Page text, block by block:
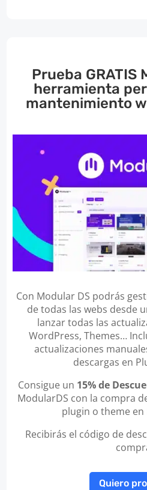
Prueba GRATIS
herramienta
mantenimiento
Con Modular DS podrás
de todas las webs desde
lanzar todas las
WordPress, Themes…
actualizaciones
descargas en
Consigue un 15% de
ModularDS con la compra
plugin o theme en
Recibirás el código de
Quiero